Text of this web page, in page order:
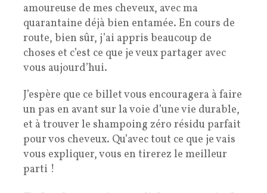
amoureuse de mes cheveux, avec ma
quarantaine déjà bien entamée. En cours de
route, bien sûr, j’ai appris beaucoup de
choses et c’est ce que je veux partager avec
vous aujourd’hui.
J’espère que ce billet vous encouragera à faire
un pas en avant sur la voie d’une vie durable,
et à trouver le shampoing zéro résidu parfait
pour vos cheveux. Qu’avec tout ce que je vais
vous expliquer, vous en tirerez le meilleur
parti !